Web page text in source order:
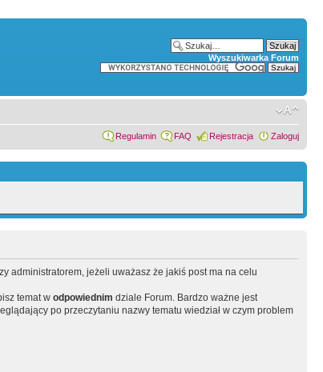
Wyszukiwarka Forum
Regulamin FAQ Rejestracja Zaloguj
administratorem, jeżeli uważasz że jakiś post ma na celu
temat w odpowiednim dziale Forum. Bardzo ważne jest
po przeczytaniu nazwy tematu wiedział w czym problem